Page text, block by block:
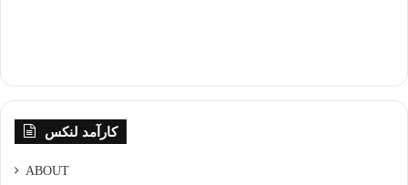
کارآمد لنکس
ABOUT